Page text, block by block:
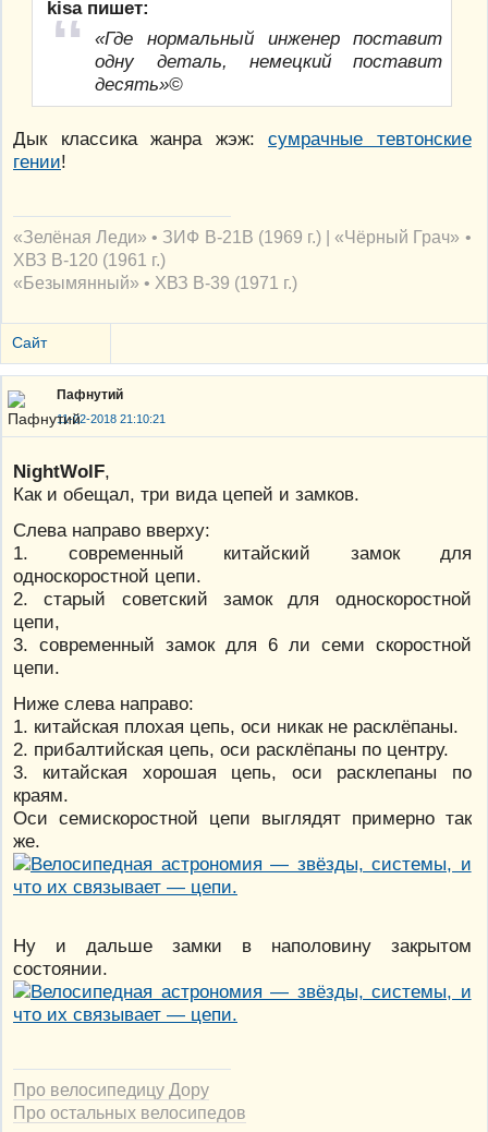
kisa пишет:
«Где нормальный инженер поставит
одну деталь, немецкий поставит
десять»©
Дык классика жанра жэж:сумрачные тевтонские
гении!
«Зелёная Леди» • ЗИФ В-21В (1969 г.) | «Чёрный Грач» •
ХВЗ В-120 (1961 г.)
«Безымянный» • ХВЗ В-39 (1971 г.)
Сайт
Пафнутий
11-02-2018 21:10:21
NightWolF,
Как и обещал, три вида цепей и замков.
Слева направо вверху:
1. современный китайский замок для
односкоростной цепи.
2. старый советский замок для односкоростной
цепи,
3. современный замок для 6 ли семи скоростной
цепи.
Ниже слева направо:
1. китайская плохая цепь, оси никак не расклёпаны.
2. прибалтийская цепь, оси расклёпаны по центру.
3. китайская хорошая цепь, оси расклепаны по
краям.
Оси семискоростной цепи выглядят примерно так
же.
Ну и дальше замки в наполовину закрытом
состоянии.
Про велосипедицу Дору
Про остальных велосипедов